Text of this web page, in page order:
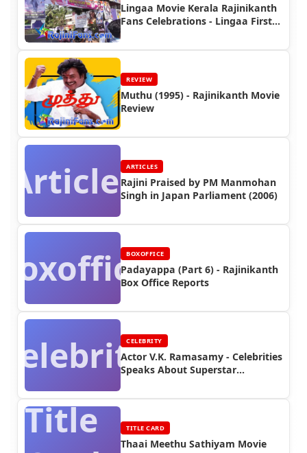
Lingaa Movie Kerala Rajinikanth
Fans Celebrations - Lingaa First
REVIEW
Muthu (1995) - Rajinikanth Movie
Review
ArticlesARTICLES
Rajini Praised by PM Manmohan
Singh in Japan Parliament (2006)
BOXOFFICE
Padayappa (Part 6) - Rajinikanth
Box Office Reports
CELEBRITY
Actor V.K. Ramasamy - Celebrities
Speaks About Superstar
Title
TITLE CARD
Thaai Meethu Sathiyam Movie